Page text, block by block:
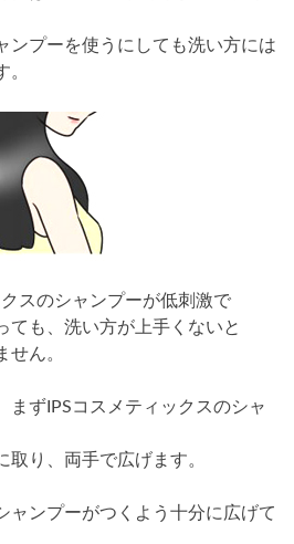
ンプーを使うにしても洗い方には
。
スのシャンプーが低刺激で
ても、洗い方が上手くないと
せん。
まずIPSコスメティックスのシャ
取り、両手で広げます。
ャンプーがつくよう十分に広げて